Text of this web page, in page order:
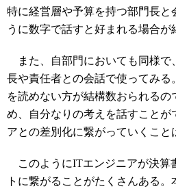
特に経営層や予算を持つ部門長と
うに数字で話すと好まれる場合が
また、自部門においても同様で
長や責任者との会話で使ってみ
を読めない方が結構数おられる
め、自分なりの考えを話すことが
アとの差別化に繋がっていくこと
このようにITエンジニアが決算
トに繋がることがたくさんある